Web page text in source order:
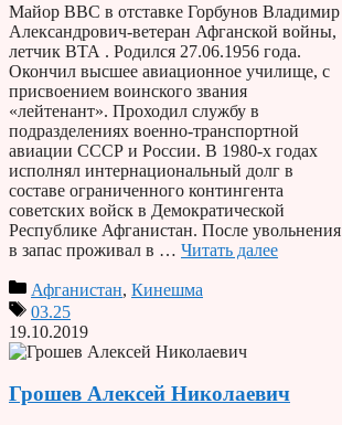
Майор ВВС в отставке Горбунов Владимир
Александрович-ветеран Афганской войны,
летчик ВТА . Родился 27.06.1956 года.
Окончил высшее авиационное училище, с
присвоением воинского звания
«лейтенант». Проходил службу в
подразделениях военно-транспортной
авиации СССР и России. В 1980-х годах
исполнял интернациональный долг в
составе ограниченного контингента
советских войск в Демократической
Республике Афганистан. После увольнения
в запас проживал в … Читать далее
Афганистан, Кинешма
03.25
19.10.2019
Грошев Алексей Николаевич